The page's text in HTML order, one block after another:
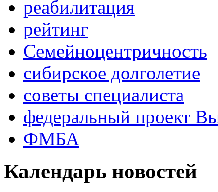
реабилитация
рейтинг
Семейноцентричность
сибирское долголетие
советы специалиста
федеральный проект
ФМБА
Календарь новостей